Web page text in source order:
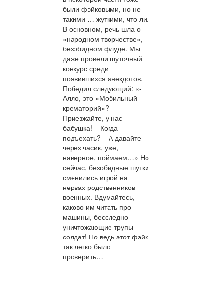
были фэйковыми, но не
такими … жуткими, что ли.
В основном, речь шла о
«народном творчестве»,
безобидном флуде. Мы
даже провели шуточный
конкурс среди
появившихся анекдотов.
Победил следующий: «-
Алло, это «Мобильный
крематорий»?
Приезжайте, у нас
бабушка! – Когда
подъехать? – А давайте
через часик, уже,
наверное, поймаем…» Но
сейчас, безобидные шутки
сменились игрой на
нервах родственников
военных. Вдумайтесь,
каково им читать про
машины, бесследно
уничтожающие трупы
солдат! Но ведь этот фэйк
так легко было
проверить…